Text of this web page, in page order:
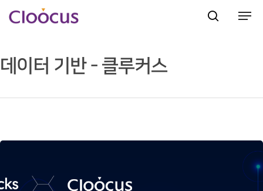
Hit enter to search or ESC to close
데이터 기반 - 클루커스